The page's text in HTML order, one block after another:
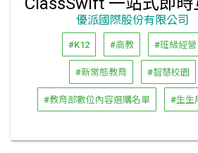
優派國際股份有限公司
#K12 #高教 #班級經營
#新常態教育 #智慧校園
#教育部數位內容選購名單 #生生